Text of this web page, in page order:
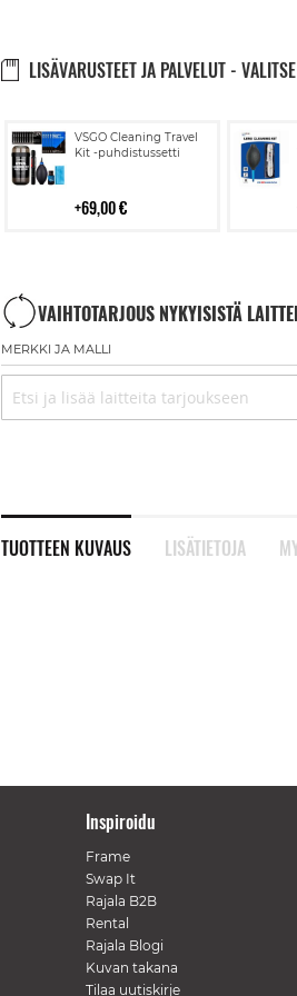
LISÄVARUSTEET JA PALVELUT -
VSGO Cleaning Travel
Kit -puhdistussetti
69,00 €
Lisää
ostoskoriin
VAIHTOTARJOUS NYKYISISTÄ
MERKKI JA MALLI
TUOTTEEN KUVAUS LISÄTIETOJA
Inspiroidu
Frame
Swap It
Rajala B2B
Rental
Rajala Blogi
Kuvan takana
Tilaa uutiskirje